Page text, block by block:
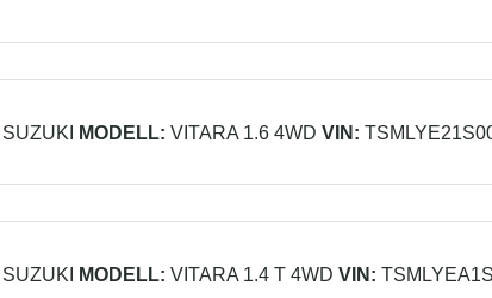
SUZUKI MODELL: VITARA 1.6 4WD VIN:
SUZUKI MODELL: VITARA 1.4 T 4WD VIN: